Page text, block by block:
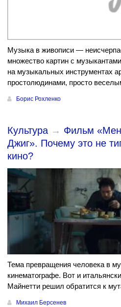
Музыка в живописи —
множество картин с
на музыкальных инструментах
простолюдинами, просто
Борис Рохленко
Культура → Фильм
Джиг». Почему это не
кино?
Тема превращения человека в
кинематографе. Вот и
Майнетти решил обратится к
Михаил Берсенев